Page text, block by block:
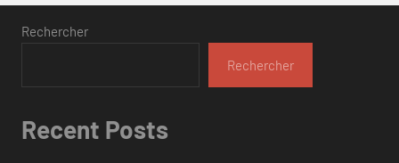
Rechercher
Rechercher
Recent Posts